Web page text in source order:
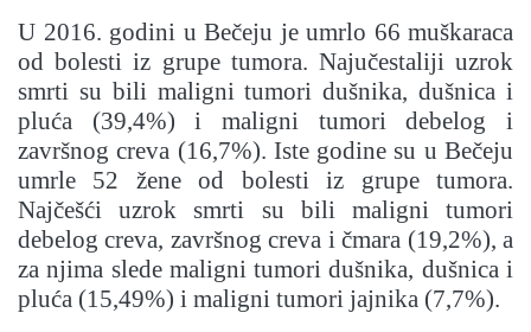
U 2016. godini u Bečeju je umrlo 66 muškaraca
od bolesti iz grupe tumora. Najučestaliji uzrok
smrti su bili maligni tumori dušnika, dušnica i
pluća (39,4%) i maligni tumori debelog i
završnog creva (16,7%). Iste godine su u Bečeju
umrle 52 žene od bolesti iz grupe tumora.
Najčešći uzrok smrti su bili maligni tumori
debelog creva, završnog creva i čmara (19,2%), a
za njima slede maligni tumori dušnika, dušnica i
pluća (15,49%) i maligni tumori jajnika (7,7%).